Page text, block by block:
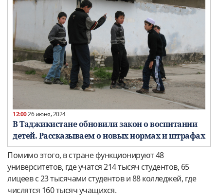
12:0026 июня, 2024
В Таджикистане обновили закон о воспитании
детей. Рассказываем о новых нормах и штрафах
Помимо этого, в стране функционируют 48
университетов, где учатся 214 тысяч студентов, 65
лицеев с 23 тысячами студентов и 88 колледжей, где
числятся 160 тысяч учащихся.